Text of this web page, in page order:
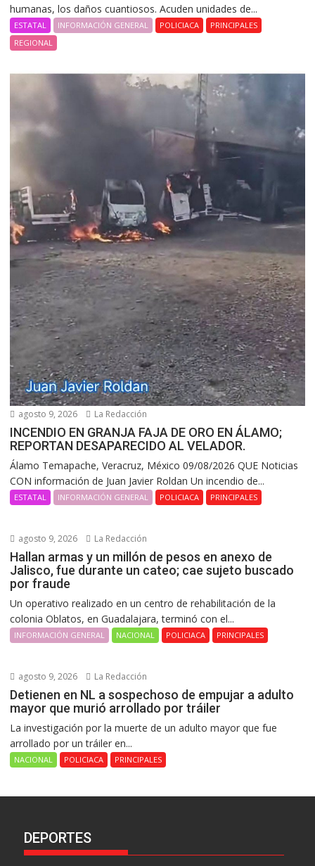
humanas, los daños cuantiosos. Acuden unidades de...
ESTATAL INFORMACIÓN GENERAL POLICIACA
PRINCIPALES
REGIONAL
agosto 9, 2026 La Redacción
INCENDIO EN GRANJA FAJA DE ORO EN ÁLAMO;
REPORTAN DESAPARECIDO AL VELADOR.
Álamo Temapache, Veracruz, México 09/08/2026 QUE Noticias
CON información de Juan Javier Roldan Un incendio de...
ESTATAL INFORMACIÓN GENERAL POLICIACA PRINCIPALES
agosto 9, 2026 La Redacción
Hallan armas y un millón de pesos en anexo de
Jalisco, fue durante un cateo; cae sujeto buscado
por fraude
Un operativo realizado en un centro de rehabilitación de la
colonia Oblatos, en Guadalajara, terminó con el...
INFORMACIÓN GENERAL NACIONAL POLICIACA PRINCIPALES
agosto 9, 2026 La Redacción
Detienen en NL a sospechoso de empujar a adulto
mayor que murió arrollado por tráiler
La investigación por la muerte de un adulto mayor que fue
arrollado por un tráiler en...
NACIONAL POLICIACA PRINCIPALES
DEPORTES